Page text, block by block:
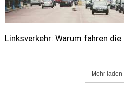
Linksverkehr: Warum fahren die
Mehr laden